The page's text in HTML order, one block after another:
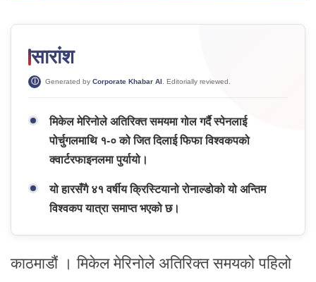
सारांश
Generated by Corporate Khabar AI . Editorially reviewed.
मिकेल मेरिनोले अतिरिक्त समयमा गोल गर्दै स्पेनलाई
पोर्चुगलमाथि १-० को जित दिलाई फिफा विश्वकपको
क्वार्टरफाइनलमा पुर्यायो।
यो हारसँगै ४१ वर्षीय क्रिस्टियानो रोनाल्डोको यो अन्तिम
विश्वकप यात्रा समाप्त भएको छ।
काठमाडौं । मिकेल मेरिनोले अतिरिक्त समयको पहिलो